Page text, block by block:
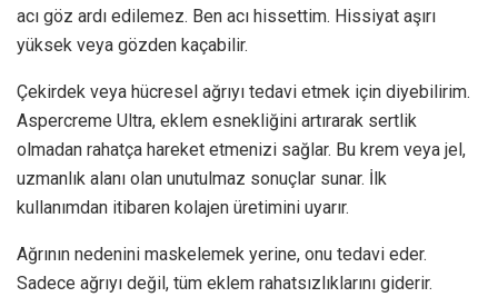
acı göz ardı edilemez. Ben acı hissettim. Hissiyat aşırı
yüksek veya gözden kaçabilir.
Çekirdek veya hücresel ağrıyı tedavi etmek için diyebilirim.
Aspercreme Ultra, eklem esnekliğini artırarak sertlik
olmadan rahatça hareket etmenizi sağlar. Bu krem veya jel,
uzmanlık alanı olan unutulmaz sonuçlar sunar. İlk
kullanımdan itibaren kolajen üretimini uyarır.
Ağrının nedenini maskelemek yerine, onu tedavi eder.
Sadece ağrıyı değil, tüm eklem rahatsızlıklarını giderir.